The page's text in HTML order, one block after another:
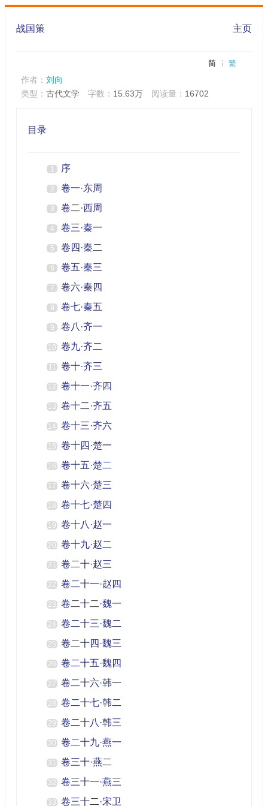
战国策 主页
简 繁
作者： 刘向
类型： 古代文学 字数： 15.63万 阅读量： 16702
目录
1 序
2 卷一·东周
3 卷二·西周
4 卷三·秦一
5 卷四·秦二
6 卷五·秦三
7 卷六·秦四
8 卷七·秦五
9 卷八·齐一
10 卷九·齐二
11 卷十·齐三
12 卷十一·齐四
13 卷十二·齐五
14 卷十三·齐六
15 卷十四·楚一
16 卷十五·楚二
17 卷十六·楚三
18 卷十七·楚四
19 卷十八·赵一
20 卷十九·赵二
21 卷二十·赵三
22 卷二十一·赵四
23 卷二十二·魏一
24 卷二十三·魏二
25 卷二十四·魏三
26 卷二十五·魏四
27 卷二十六·韩一
28 卷二十七·韩二
29 卷二十八·韩三
30 卷二十九·燕一
31 卷三十·燕二
32 卷三十一·燕三
33 卷三十二·宋卫